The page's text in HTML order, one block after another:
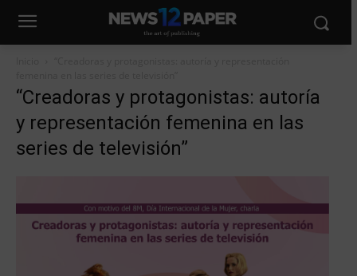
“Creadoras y protagonistas: autoría
y representación femenina en las
series de televisión”